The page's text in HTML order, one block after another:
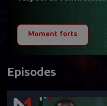
Moment forts
Episodes